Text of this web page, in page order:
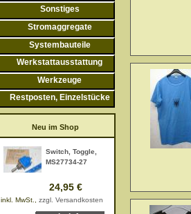
Sonstiges
Stromaggregate
Systembauteile
Werkstattausstattung
Werkzeuge
Restposten, Einzelstücke
Neu im Shop
Switch, Toggle,
MS27734-27
24,95 €
inkl. MwSt., zzgl. Versandkosten